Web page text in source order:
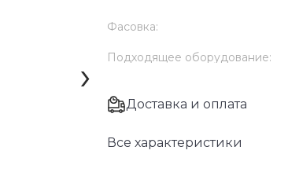
›
Фасовка:
Подходящее оборудование:
Доставка и оплата
Все характеристики